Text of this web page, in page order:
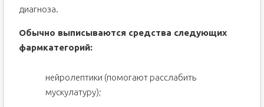
диагноза.
Обычно выписываются средства следующих
фармкатегорий:
нейролептики (помогают расслабить
мускулатуру);